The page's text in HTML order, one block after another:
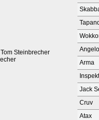
Steinbrecher
Arma
Jack
Cruv
Atax